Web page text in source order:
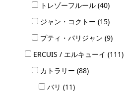
トレゾーフルール (40)
ジャン・コクトー (15)
プティ・パリジャン (9)
ERCUIS / エルキューイ (111)
カトラリー (88)
バリ (11)